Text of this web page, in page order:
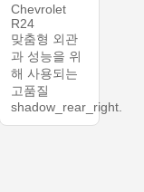
Chevrolet
R24
맞춤형 외관
과 성능을 위
해 사용되는
고품질
shadow_rear_right.